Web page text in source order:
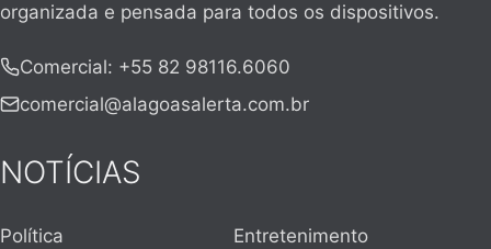
organizada e pensada para todos os dispositivos.
Comercial: +55 82 98116.6060
comercial@alagoasalerta.com.br
NOTÍCIAS
Política
Entretenimento